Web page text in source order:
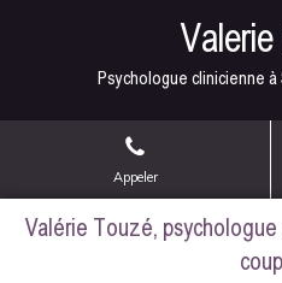
Psychologue clinicienne
Appeler
Valérie Touzé,